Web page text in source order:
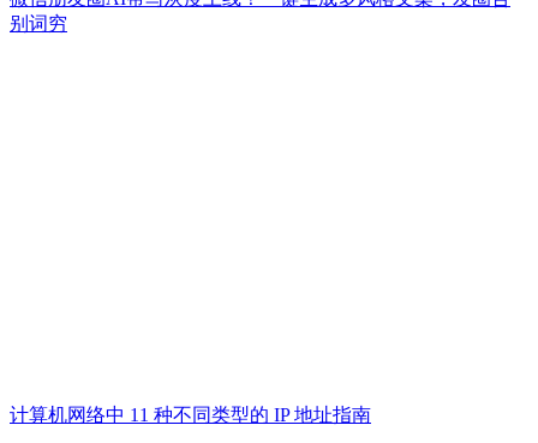
别词穷
计算机网络中 11 种不同类型的 IP 地址指南